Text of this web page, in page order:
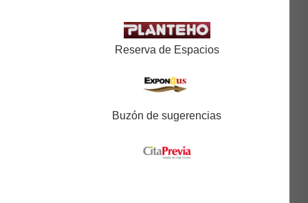
Reserva de Espacios
Buzón de sugerencias